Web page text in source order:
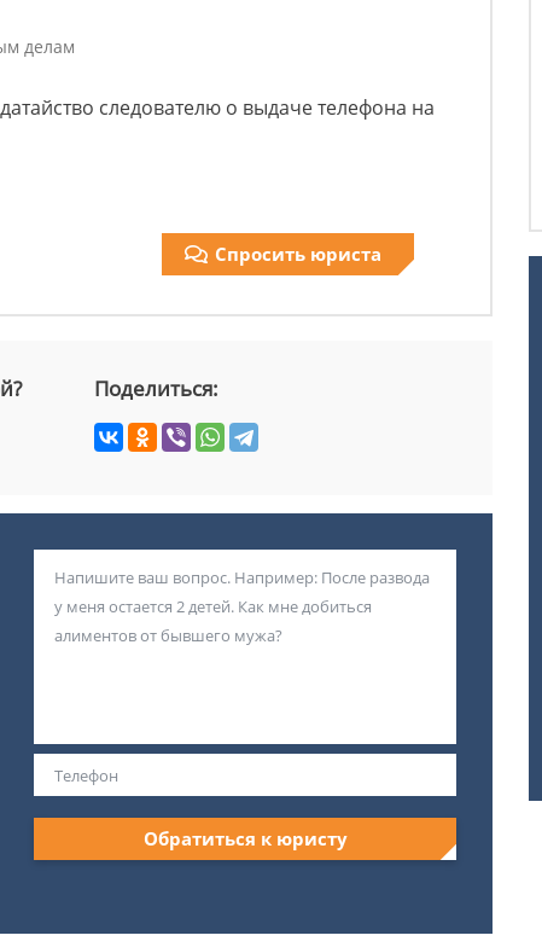
делам
следователю о выдаче телефона на
Спросить юриста
Поделиться:
Обратиться к юристу